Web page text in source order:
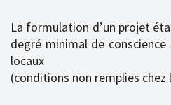
La formulation d’un projet
degré minimal de
locaux
(conditions non remplies chez